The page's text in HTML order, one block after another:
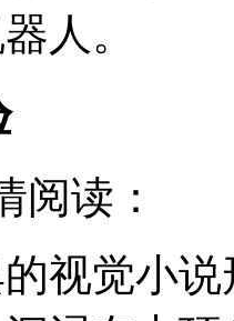
人。
阅读：
视觉小